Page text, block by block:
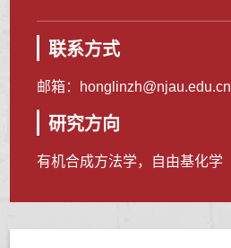
联系方式
邮箱： honglinzh@njau.edu.cn
研究方向
有机合成方法学，自由基化学